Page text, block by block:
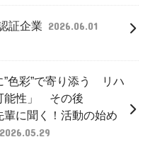
証企業 2026.06.01
”色彩”で寄り添う リハ
能性」 その後
輩に聞く！活動の始め
2026.05.29